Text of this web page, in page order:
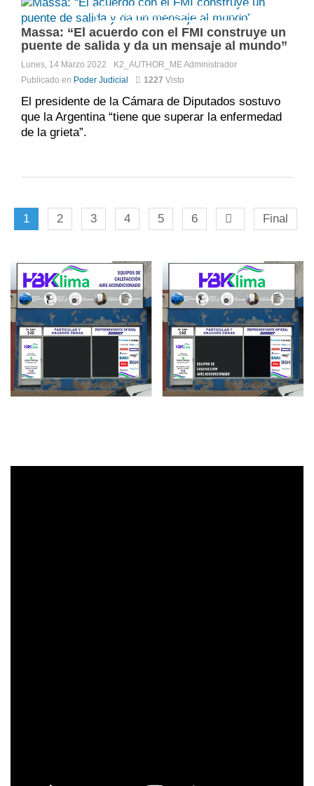
Comments:DISQUS_COMMENTS
Massa: “El acuerdo con el FMI construye un
puente de salida y da un mensaje al mundo”
Lunes, 14 Marzo 2022 K2_AUTHOR_MEAdministrador
Publicado en Poder Judicial 1227 Visto
El presidente de la Cámara de Diputados sostuvo
que la Argentina “tiene que superar la enfermedad
de la grieta”.
1 2 3 4 5 6 Final